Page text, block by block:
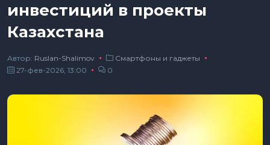
инвестиций в проекты
Казахстана
Автор: Ruslan-Shalimov
Смартфоны и гаджеты
27-фев-2026, 13:00
0